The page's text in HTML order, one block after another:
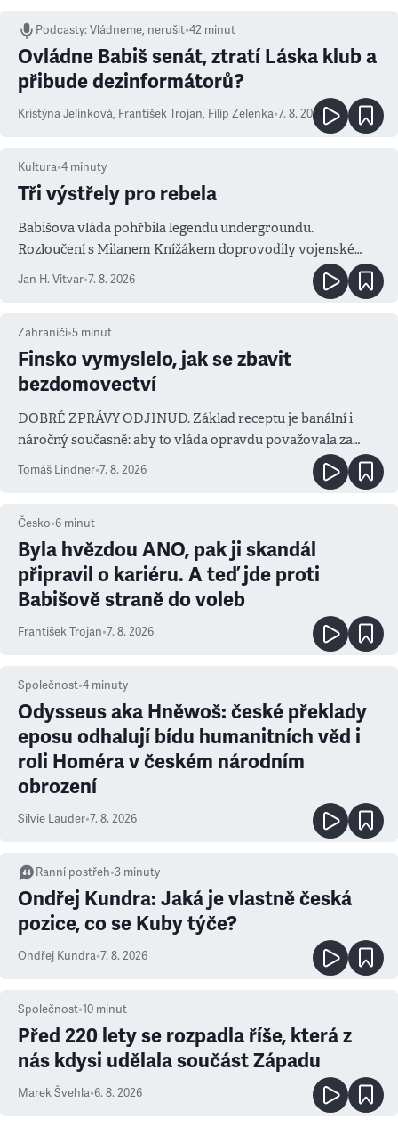
Podcasty:Vládneme, nerušit•42 minut
Ovládne Babiš senát, ztratí Láska klub a
přibude dezinformátorů?
Kristýna Jelínková, František Trojan, Filip Zelenka•7. 8. 2026
Kultura•4 minuty
Tři výstřely pro rebela
Babišova vláda pohřbila legendu undergroundu.
Rozloučení s Milanem Knížákem doprovodily vojenské
salvy i kritika pokrokářů
Jan H. Vitvar•7. 8. 2026
Zahraničí•5 minut
Finsko vymyslelo, jak se zbavit
bezdomovectví
DOBRÉ ZPRÁVY ODJINUD. Základ receptu je banální i
náročný současně: aby to vláda opravdu považovala za
prioritu
Tomáš Lindner•7. 8. 2026
Česko•6 minut
Byla hvězdou ANO, pak ji skandál
připravil o kariéru. A teď jde proti
Babišově straně do voleb
František Trojan•7. 8. 2026
Společnost•4 minuty
Odysseus aka Hněwoš: české překlady
eposu odhalují bídu humanitních věd i
roli Homéra v českém národním
obrození
Silvie Lauder•7. 8. 2026
Ranní postřeh•3 minuty
Ondřej Kundra: Jaká je vlastně česká
pozice, co se Kuby týče?
Ondřej Kundra•7. 8. 2026
Společnost•10 minut
Před 220 lety se rozpadla říše, která z
nás kdysi udělala součást Západu
Marek Švehla•6. 8. 2026